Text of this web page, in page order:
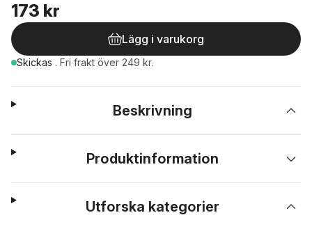
173 kr
Lägg i varukorg
Skickas . Fri frakt över 249 kr.
Beskrivning
Produktinformation
Utforska kategorier